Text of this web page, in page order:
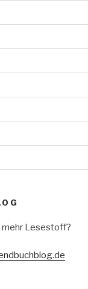
mehr Lesestoff?